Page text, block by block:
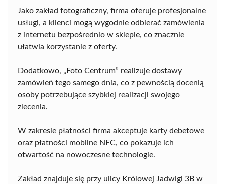
Jako zakład fotograficzny, firma oferuje profesjonalne
usługi, a klienci mogą wygodnie odbierać zamówienia
z internetu bezpośrednio w sklepie, co znacznie
ułatwia korzystanie z oferty.
Dodatkowo, „Foto Centrum” realizuje dostawy
zamówień tego samego dnia, co z pewnością docenią
osoby potrzebujące szybkiej realizacji swojego
zlecenia.
W zakresie płatności firma akceptuje karty debetowe
oraz płatności mobilne NFC, co pokazuje ich
otwartość na nowoczesne technologie.
Zakład znajduje się przy ulicy Królowej Jadwigi 3B w